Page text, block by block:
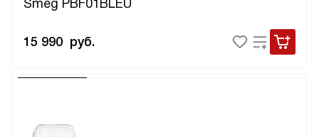
Smeg PBF01BLEU
15 990 руб.